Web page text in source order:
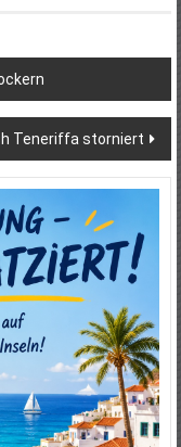
Teneriffa storniert